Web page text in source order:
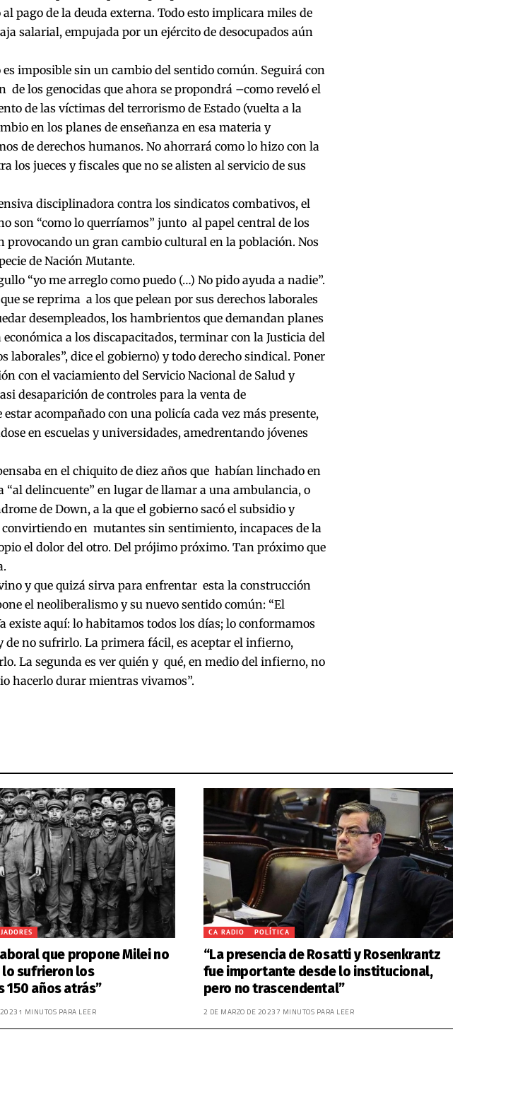
pago de la deuda externa. Todo esto implicara miles de
salarial, empujada por un ejército de desocupados aún
es imposible sin un cambio del sentido común. Seguirá con
los genocidas que ahora se propondrá –como reveló el
de las víctimas del terrorismo de Estado (vuelta a la
en los planes de enseñanza en esa materia y
de derechos humanos. No ahorrará como lo hizo con la
los jueces y fiscales que no se alisten al servicio de sus
disciplinadora contra los sindicatos combativos, el
son “como lo querríamos” junto al papel central de los
provocando un gran cambio cultural en la población. Nos
de Nación Mutante.
“yo me arreglo como puedo (…) No pido ayuda a nadie”.
se reprima a los que pelean por sus derechos laborales
desempleados, los hambrientos que demandan planes
económica a los discapacitados, terminar con la Justicia del
laborales”, dice el gobierno) y todo derecho sindical. Poner
con el vaciamiento del Servicio Nacional de Salud y
desaparición de controles para la venta de
estar acompañado con una policía cada vez más presente,
en escuelas y universidades, amedrentando jóvenes
en el chiquito de diez años que habían linchado en
“al delincuente” en lugar de llamar a una ambulancia, o
de Down, a la que el gobierno sacó el subsidio y
convirtiendo en mutantes sin sentimiento, incapaces de la
el dolor del otro. Del prójimo próximo. Tan próximo que
y que quizá sirva para enfrentar esta la construcción
el neoliberalismo y su nuevo sentido común: “El
existe aquí: lo habitamos todos los días; lo conformamos
de no sufrirlo. La primera fácil, es aceptar el infierno,
La segunda es ver quién y qué, en medio del infierno, no
hacerlo durar mientras vivamos”.
que propone Milei no
lo sufrieron los
años atrás”
1 MINUTOS PARA LEER
CA RADIO POLÍTICA
“La presencia de Rosatti y Rosenkrantz
fue importante desde lo institucional,
pero no trascendental”
2 DE MARZO DE 20237 MINUTOS PARA LEER